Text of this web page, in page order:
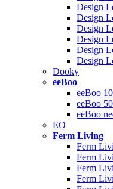
Design
Design
Design
Design
Design
Design
Dooky
eeBoo
eeBoo
eeBoo
eeBoo
EO
Ferm Living
Ferm
Ferm
Ferm
Ferm